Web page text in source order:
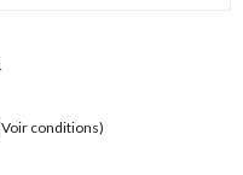
conditions)